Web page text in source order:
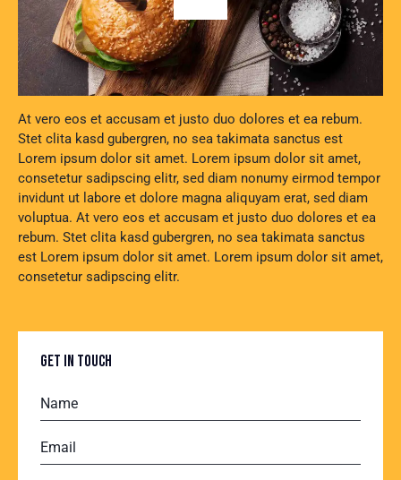
At vero eos et accusam et justo duo dolores et ea rebum.
Stet clita kasd gubergren, no sea takimata sanctus est
Lorem ipsum dolor sit amet. Lorem ipsum dolor sit amet,
consetetur sadipscing elitr, sed diam nonumy eirmod tempor
invidunt ut labore et dolore magna aliquyam erat, sed diam
voluptua. At vero eos et accusam et justo duo dolores et ea
rebum. Stet clita kasd gubergren, no sea takimata sanctus
est Lorem ipsum dolor sit amet. Lorem ipsum dolor sit amet,
consetetur sadipscing elitr.
GET IN TOUCH